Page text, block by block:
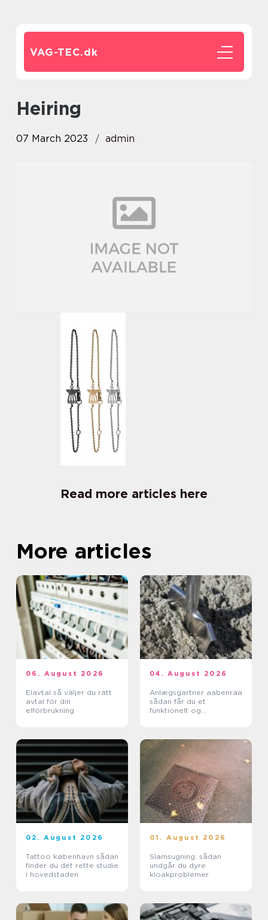
VAG-TEC.dk
heiring
07 March 2023 admin
Read more articles here
More articles
06. August 2026
Elavtal så väljer du rätt
avtal för din
elförbrukning
04. August 2026
Anlægsgartner aabenraa
sådan får du et
funktionelt og
02. August 2026
Tattoo københavn sådan
finder du det rette studie
i hovedstaden
01. August 2026
Slamsugning: sådan
undgår du dyre
kloakproblemer